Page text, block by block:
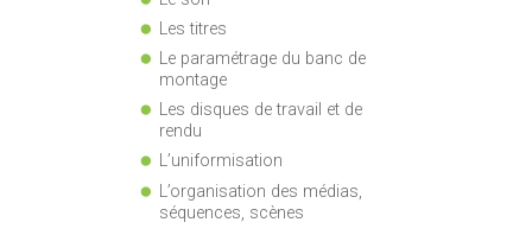
Les titres
Le paramétrage du banc de
montage
Les disques de travail et de
rendu
L’uniformisation
L’organisation des médias,
séquences, scènes